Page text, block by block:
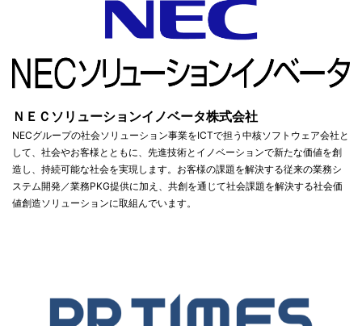
ＮＥＣソリューションイノベータ株式会社
NECグループの社会ソリューション事業をICTで担う中核ソフトウェア会社と
して、社会やお客様とともに、先進技術とイノベーションで新たな価値を創
造し、持続可能な社会を実現します。お客様の課題を解決する従来の業務シ
ステム開発／業務PKG提供に加え、共創を通じて社会課題を解決する社会価
値創造ソリューションに取組んでいます。